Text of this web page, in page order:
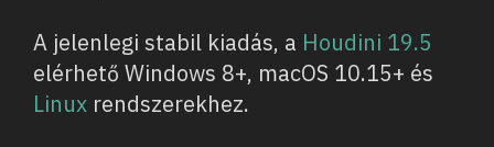
A jelenlegi stabil kiadás, a Houdini 19.5
elérhető Windows 8+, macOS 10.15+ és
Linux rendszerekhez.